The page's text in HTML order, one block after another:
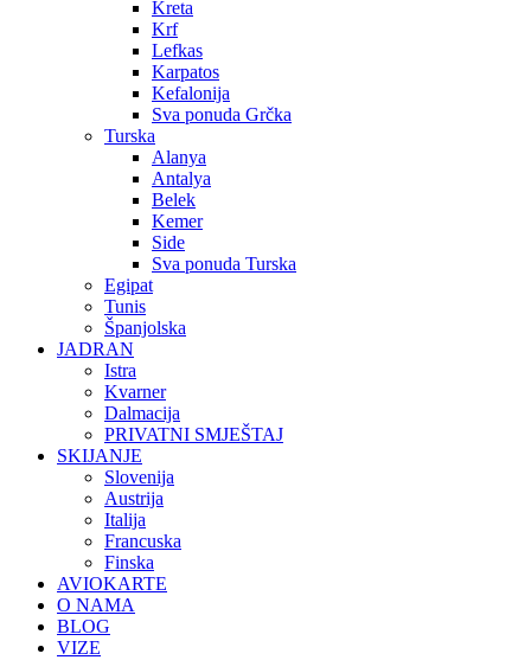
Kreta
Krf
Lefkas
Karpatos
Kefalonija
Sva ponuda Grčka
Turska
Alanya
Antalya
Belek
Kemer
Side
Sva ponuda Turska
Egipat
Tunis
Španjolska
JADRAN
Istra
Kvarner
Dalmacija
PRIVATNI SMJEŠTAJ
SKIJANJE
Slovenija
Austrija
Italija
Francuska
Finska
AVIOKARTE
O NAMA
BLOG
VIZE